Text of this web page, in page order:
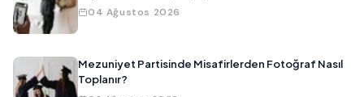
04 Ağustos 2026
Mezuniyet Partisinde Misafirlerden Fotoğraf Nasıl
Toplanır?